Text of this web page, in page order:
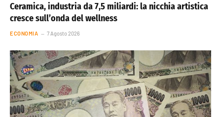
Ceramica, industria da 7,5 miliardi: la nicchia artistica
cresce sull’onda del wellness
ECONOMIA 7 Agosto 2026